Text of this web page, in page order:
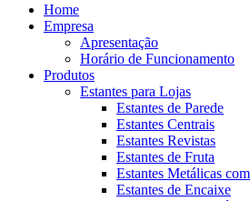
Home
Empresa
Apresentação
Horário de Funcionamento
Produtos
Estantes para Lojas
Estantes de Parede
Estantes Centrais
Estantes Revistas
Estantes de Fruta
Estantes Metálicas
Estantes de Encaixe